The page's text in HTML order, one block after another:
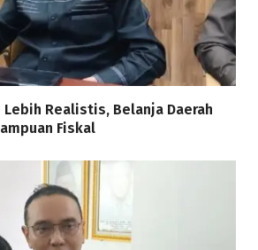
Lebih Realistis, Belanja Daerah
Fiskal